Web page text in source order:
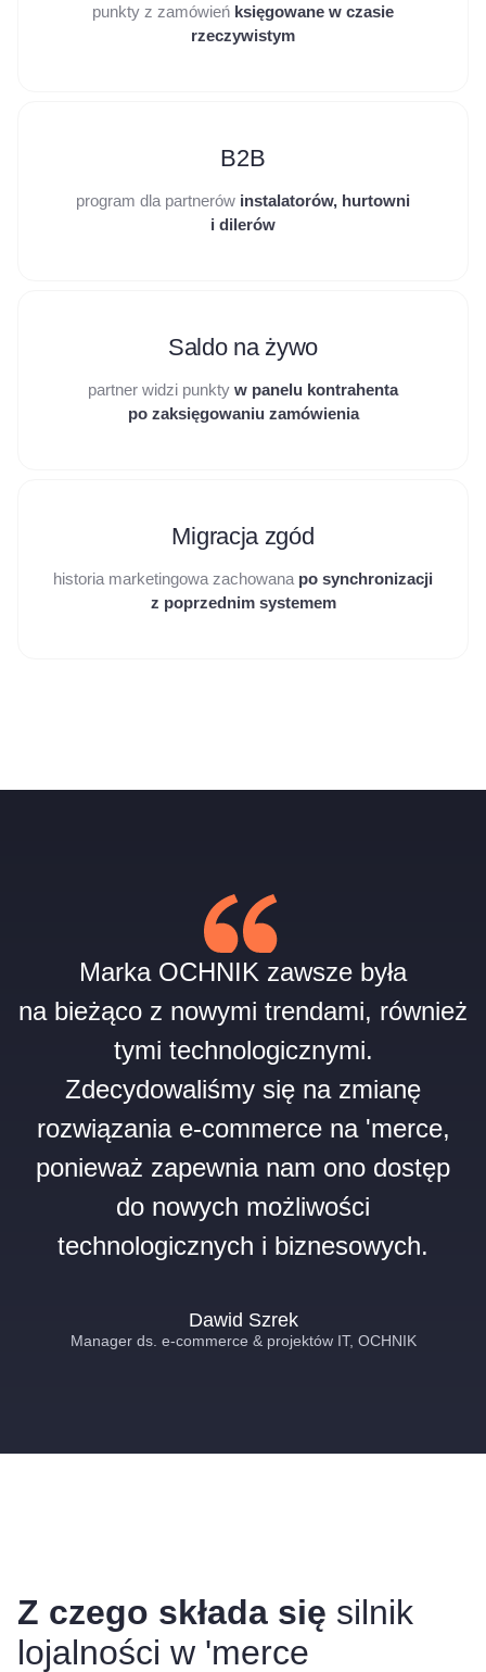
punkty z zamówień księgowane w czasie
rzeczywistym
B2B
program dla partnerów instalatorów, hurtowni
i dilerów
Saldo na żywo
partner widzi punkty w panelu kontrahenta
po zaksięgowaniu zamówienia
Migracja zgód
historia marketingowa zachowana po synchronizacji
z poprzednim systemem
Marka OCHNIK zawsze była
na bieżąco z nowymi trendami, również
tymi technologicznymi.
Zdecydowaliśmy się na zmianę
rozwiązania e‑commerce na 'merce,
ponieważ zapewnia nam ono dostęp
do nowych możliwości
technologicznych i biznesowych.
Dawid Szrek
Manager ds. e‑commerce & projektów IT, OCHNIK
Z czego składa się silnik
lojalności w 'merce